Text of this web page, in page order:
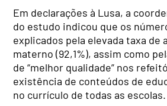
Em declarações à Lusa, a
do estudo indicou que os
explicados pela elevada taxa de
materno (92,1%), assim como
de “melhor qualidade” nos
existência de conteúdos de
no currículo de todas as escolas.